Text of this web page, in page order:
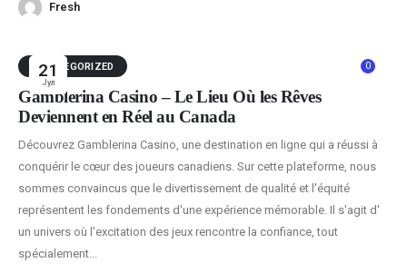
Fresh
21
Јул
0
UNCATEGORIZED
Gamblerina Casino – Le Lieu Où les Rêves
Deviennent en Réel au Canada
Découvrez Gamblerina Casino, une destination en ligne qui a réussi à
conquérir le cœur des joueurs canadiens. Sur cette plateforme, nous
sommes convaincus que le divertissement de qualité et l'équité
représentent les fondements d'une expérience mémorable. Il s'agit d'
un univers où l'excitation des jeux rencontre la confiance, tout
spécialement...